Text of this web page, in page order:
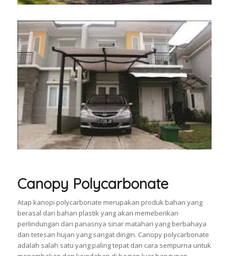
Canopy Polycarbonate
Atap kanopi polycarbonate merupakan produk bahan yang
berasal dari bahan plastik yang akan memeberikan
perlindungan dari panasnya sinar matahari yang berbahaya
dan tetesan hujan yang sangat dingin. Canopy polycarbonate
adalah salah satu yang paling tepat dan cara sempurna untuk